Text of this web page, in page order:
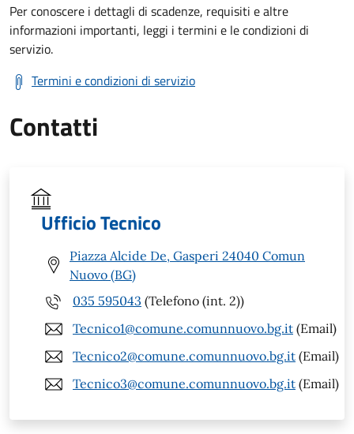
Per conoscere i dettagli di scadenze, requisiti e altre
informazioni importanti, leggi i termini e le condizioni di
servizio.
Termini e condizioni di servizio
Contatti
Ufficio Tecnico
Piazza Alcide De, Gasperi 24040 Comun
Nuovo (BG)
035 595043 (Telefono (int. 2))
Tecnico1@comune.comunnuovo.bg.it (Email)
Tecnico2@comune.comunnuovo.bg.it (Email)
Tecnico3@comune.comunnuovo.bg.it (Email)